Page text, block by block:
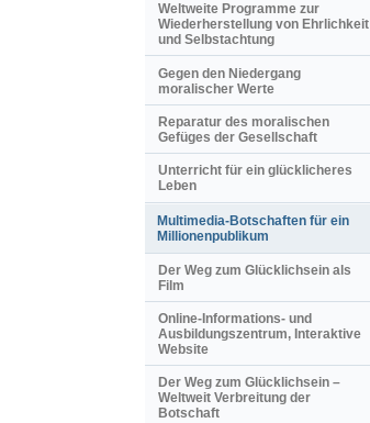
Weltweite Programme zur
Wiederherstellung von Ehrlichkeit
und Selbstachtung
Gegen den Niedergang
moralischer Werte
Reparatur des moralischen
Gefüges der Gesellschaft
Unterricht für ein glücklicheres
Leben
Multimedia-Botschaften für ein
Millionenpublikum
Der Weg zum Glücklichsein als
Film
Online-Informations- und
Ausbildungszentrum, Interaktive
Website
Der Weg zum Glücklichsein –
Weltweit Verbreitung der
Botschaft